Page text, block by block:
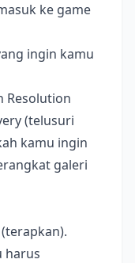
ke game
ingin kamu
Resolution
(telusuri
kamu ingin
galeri
harus